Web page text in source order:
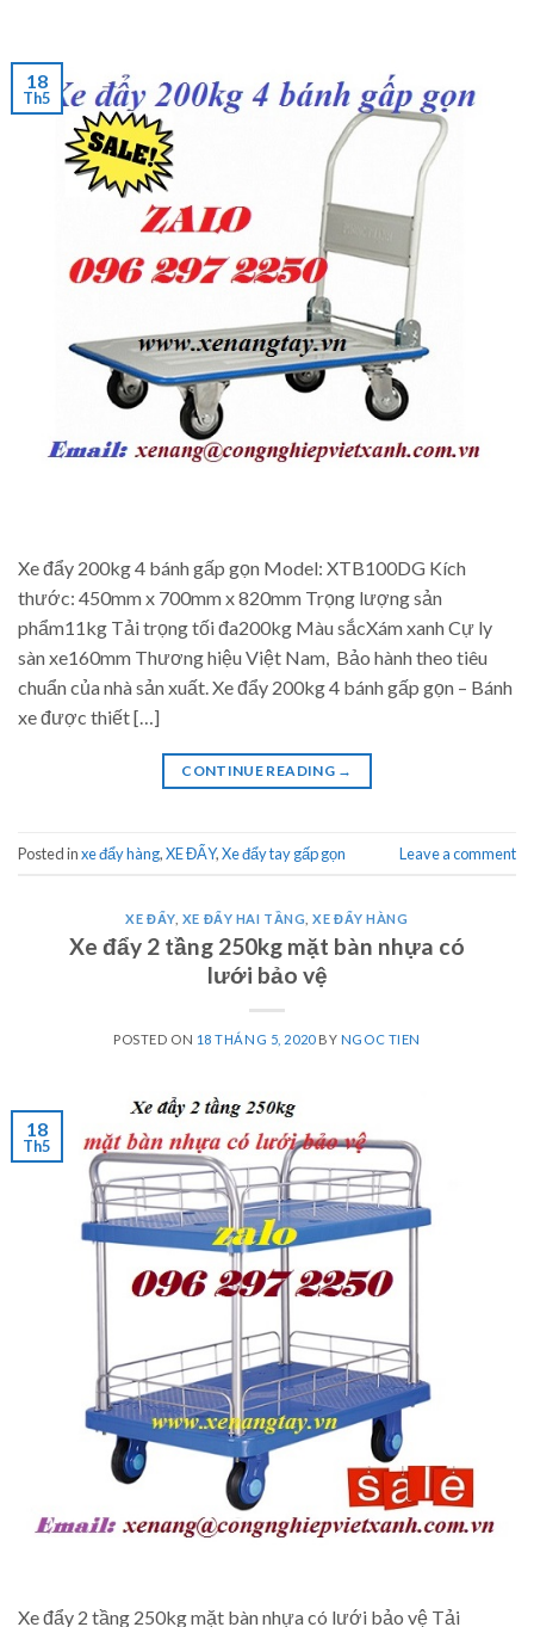
18
Th5
Xe đẩy 200kg 4 bánh gấp gọn Model: XTB100DG Kích
thước: 450mm x 700mm x 820mm Trọng lượng sản
phẩm11kg Tải trọng tối đa200kg Màu sắcXám xanh Cự ly
sàn xe160mm Thương hiệu Việt Nam, Bảo hành theo tiêu
chuẩn của nhà sản xuất. Xe đẩy 200kg 4 bánh gấp gọn – Bánh
xe được thiết […]
CONTINUE READING →
Posted inxe đẩy hàng,XE ĐẨY,Xe đẩy tay gấp gọn Leave a comment
XE ĐẨY, XE ĐẨY HAI TẦNG ,XE ĐẨY HÀNG
Xe đẩy 2 tầng 250kg mặt bàn nhựa có
lưới bảo vệ
POSTED ON 18 THÁNG 5, 2020BY NGOC TIEN
18
Th5
Xe đẩy 2 tầng 250kg mặt bàn nhựa có lưới bảo vệ Tải